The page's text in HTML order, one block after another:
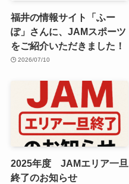
福井の情報サイト「ふー
ぽ」さんに、JAMスポーツ
をご紹介いただきました！
2026/07/10
2025年度 JAMエリア一旦
終了のお知らせ